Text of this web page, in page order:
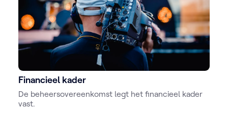
Financieel kader
De beheersovereenkomst legt het financieel kader
vast.